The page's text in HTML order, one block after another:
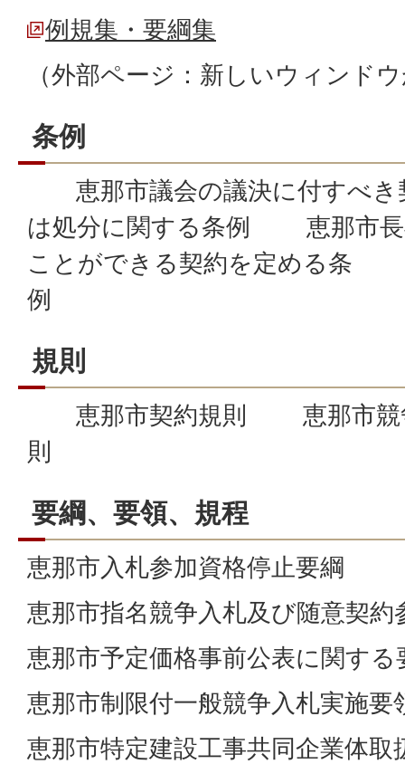
例規集・要綱集
（外部ページ：新しいウィンド
条例
恵那市議会の議決に付すべき
は処分に関する条例 恵那市長
ことができる契約を定める条
例
規則
恵那市契約規則 恵那市競争
則
要綱、要領、規程
恵那市入札参加資格停止要綱
恵那市指名競争入札及び随意契約
恵那市予定価格事前公表に関する
恵那市制限付一般競争入札実施要
恵那市特定建設工事共同企業体取